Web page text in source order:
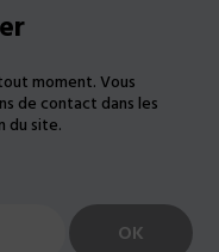
moment. Vous
de contact dans les
du site.